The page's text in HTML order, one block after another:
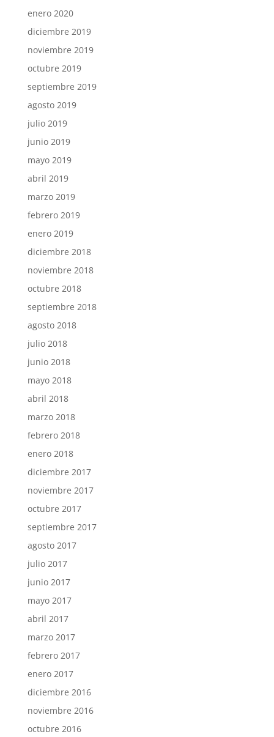
enero 2020
diciembre 2019
noviembre 2019
octubre 2019
septiembre 2019
agosto 2019
julio 2019
junio 2019
mayo 2019
abril 2019
marzo 2019
febrero 2019
enero 2019
diciembre 2018
noviembre 2018
octubre 2018
septiembre 2018
agosto 2018
julio 2018
junio 2018
mayo 2018
abril 2018
marzo 2018
febrero 2018
enero 2018
diciembre 2017
noviembre 2017
octubre 2017
septiembre 2017
agosto 2017
julio 2017
junio 2017
mayo 2017
abril 2017
marzo 2017
febrero 2017
enero 2017
diciembre 2016
noviembre 2016
octubre 2016